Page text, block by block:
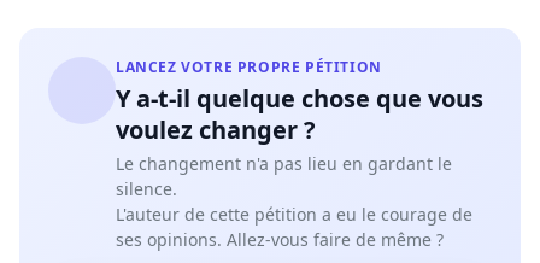
LANCEZ VOTRE PROPRE PÉTITION
Y a-t-il quelque chose que vous
voulez changer ?
Le changement n'a pas lieu en gardant le
silence.
L'auteur de cette pétition a eu le courage de
ses opinions. Allez-vous faire de même ?